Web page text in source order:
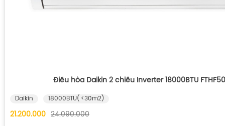
Điều hòa Daikin 2 chiều Inverter 18000BTU
Daikin 18000BTU( <30m2)
21.200.000 24.090.000